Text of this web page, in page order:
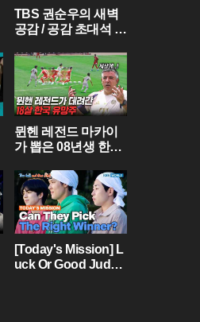
TBS 권순우의 새벽
공감 / 공감 초대석 [
뮌헨 레전드 마카이
가 뽑은 08년생 한국
뮌헨에 한국인 선수
가 4명이라니...
[Today's Mission] L
uck Or Good Judg